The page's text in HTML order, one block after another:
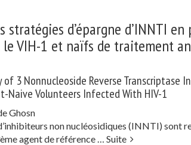
stratégies d’épargne d’INNTI
le VIH-1 et naïfs de traitement
of 3 Nonnucleoside Reverse
Naive Volunteers Infected With HIV-1
Ghosn
non nucléosidiques (INNTI) sont
agent de référence … Suite